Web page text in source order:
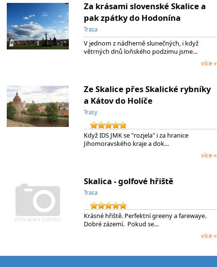
Za krásami slovenské Skalice a
pak zpátky do Hodonína
Trasa
V jednom z nádherně slunečných, i když
větrných dnů loňského podzimu jsme…
více »
Ze Skalice přes Skalické rybníky
a Kátov do Holíče
Trasy
Když IDS JMK se "rozjela" i za hranice
Jihomoravského kraje a dok…
více »
Skalica - golfové hřiště
Trasa
Krásné hřiště. Perfektní greeny a farewaye.
Dobré zázemí. Pokud se…
více »